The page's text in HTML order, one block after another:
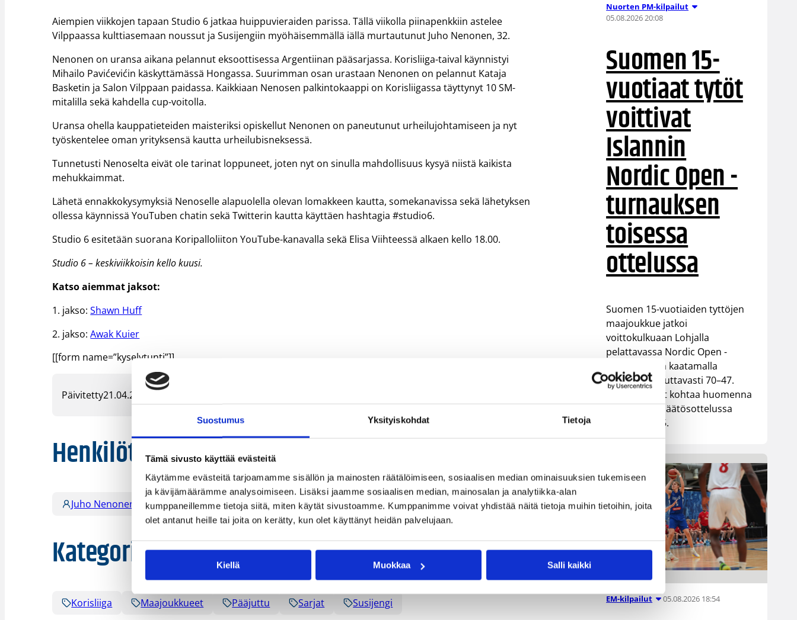
Suostumus Yksityiskohdat Tietoja
Tämä sivusto käyttää evästeitä
Käytämme evästeitä tarjoamamme sisällön ja mainosten räätälöimiseen, sosiaalisen median ominaisuuksien tukemiseen
ja kävijämäärämme analysoimiseen. Lisäksi jaamme sosiaalisen median, mainosalan ja analytiikka-alan
kumppaneillemme tietoja siitä, miten käytät sivustoamme. Kumppanimme voivat yhdistää näitä tietoja muihin tietoihin, joita
olet antanut heille tai joita on kerätty, kun olet käyttänyt heidän palvelujaan.
Kiellä Muokkaa Salli kaikki
Aiempien viikkojen tapaan Studio 6 jatkaa huippuvieraiden parissa. Tällä viikolla piinapenkkiin astelee
Vilppaassa kulttiasemaan noussut ja Susijengiin myöhäisemmällä iällä murtautunut Juho Nenonen, 32.
Nenonen on uransa aikana pelannut eksoottisessa Argentiinan pääsarjassa. Korisliiga-taival käynnistyi
Mihailo Pavićevićin käskyttämässä Hongassa. Suurimman osan urastaan Nenonen on pelannut Kataja
Basketin ja Salon Vilppaan paidassa. Kaikkiaan Nenosen palkintokaappi on Korisliigassa täyttynyt 10 SM-
mitalilla sekä kahdella cup-voitolla.
Uransa ohella kauppatieteiden maisteriksi opiskellut Nenonen on paneutunut urheilujohtamiseen ja nyt
työskentelee oman yrityksensä kautta urheilubisneksessä.
Tunnetusti Nenoselta eivät ole tarinat loppuneet, joten nyt on sinulla mahdollisuus kysyä niistä kaikista
mehukkaimmat.
Lähetä ennakkokysymyksiä Nenoselle alapuolella olevan lomakkeen kautta, somekanavissa sekä lähetyksen
ollessa käynnissä YouTuben chatin sekä Twitterin kautta käyttäen hashtagia #studio6.
Studio 6 esitetään suorana Koripalloliiton YouTube-kanavalla sekä Elisa Viihteessä alkaen kello 18.00.
Studio 6 – keskiviikkoisin kello kuusi.
Katso aiemmat jaksot:
1. jakso:Shawn Huff
2. jakso:Awak Kuier
[[form name=”kyselytunti”]]
Päivitetty21.04.2020
Henkilöt
Juho Nenonen
Kategoriat
Korisliiga Maajoukkueet Pääjuttu Sarjat Susijengi
Nuorten PM-kilpailut
05.08.2026 20:08
Suomen 15-
vuotiaat tytöt
voittivat
Islannin
Nordic Open -
turnauksen
toisessa
ottelussa
Suomen 15-vuotiaiden tyttöjen
maajoukkue jatkoi
voittokulkuaan Lohjalla
pelattavassa Nordic Open -
turnauksessa kaatamalla
Islannin vakuuttavasti 70–47.
Sudenpennut kohtaa huomenna
turnauksen päätösottelussa
Latvian klo 15.
EM-kilpailut 05.08.2026 18:54